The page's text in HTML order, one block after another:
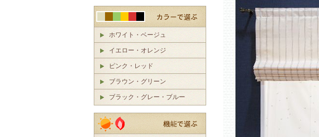
ホワイト・ベージュ
イエロー・オレンジ
ピンク・レッド
ブラウン・グリーン
ブラック・グレー・ブルー